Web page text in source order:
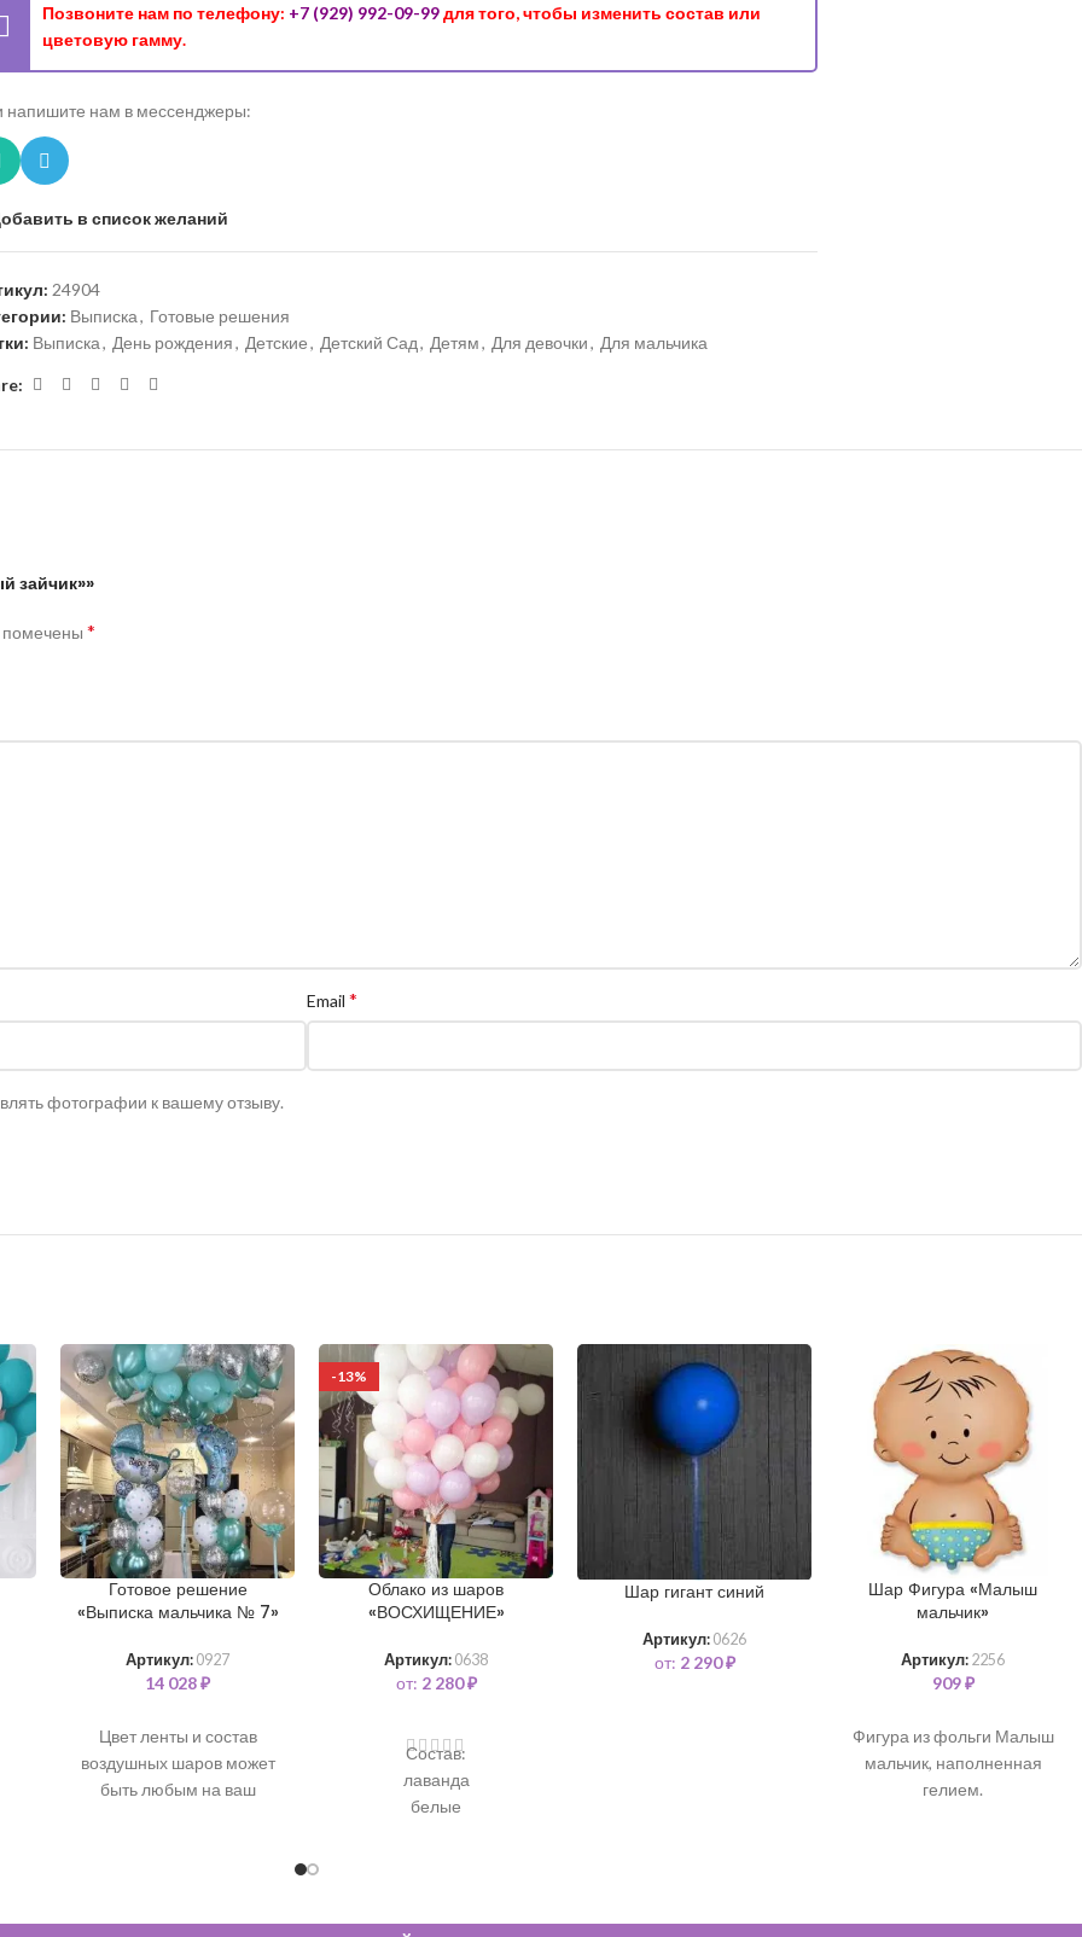
Позвоните нам по телефону: +7 (929) 992-09-99для того, чтобы изменить состав или
цветовую гамму.
напишите нам в мессенджеры:
в список желаний
24904
Выписка, Готовые решения
Выписка, День рождения, Детские, Детский Сад, Детям, Для девочки, Для мальчика
зайчик»»
помечены *
Email *
фотографии к вашему отзыву.
Готовое решение
«Выписка мальчика № 7»
Артикул: 0927
14 028₽
Цвет ленты и состав
воздушных шаров может
быть любым на ваш
состав входит:• 1
-13%
Облако из шаров
«ВОСХИЩЕНИЕ»
Артикул: 0638
от: 2 280₽
Состав:
лаванда
белые
Шар гигант синий
Артикул: 0626
от: 2 290₽
Шар Фигура «Малыш
мальчик»
Артикул: 2256
909₽
Фигура из фольги Малыш
мальчик, наполненная
гелием.